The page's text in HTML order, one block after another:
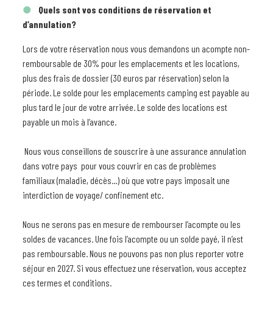
Quels sont vos conditions de réservation et
d’annulation?
Lors de votre réservation nous vous demandons un acompte non-
remboursable de 30% pour les emplacements et les locations,
plus des frais de dossier (30 euros par réservation) selon la
période. Le solde pour les emplacements camping est payable au
plus tard le jour de votre arrivée. Le solde des locations est
payable un mois à l’avance.
Nous vous conseillons de souscrire à une assurance annulation
dans votre pays pour vous couvrir en cas de problèmes
familiaux (maladie, décès…) où que votre pays imposait une
interdiction de voyage/ confinement etc.
Nous ne serons pas en mesure de rembourser l’acompte ou les
soldes de vacances. Une fois l’acompte ou un solde payé, il n’est
pas remboursable. Nous ne pouvons pas non plus reporter votre
séjour en 2027. Si vous effectuez une réservation, vous acceptez
ces termes et conditions.